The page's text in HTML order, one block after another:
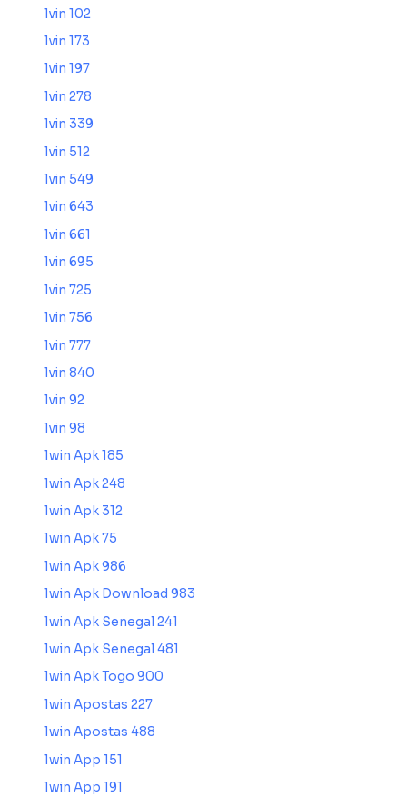
1vin 102
1vin 173
1vin 197
1vin 278
1vin 339
1vin 512
1vin 549
1vin 643
1vin 661
1vin 695
1vin 725
1vin 756
1vin 777
1vin 840
1vin 92
1vin 98
1win Apk 185
1win Apk 248
1win Apk 312
1win Apk 75
1win Apk 986
1win Apk Download 983
1win Apk Senegal 241
1win Apk Senegal 481
1win Apk Togo 900
1win Apostas 227
1win Apostas 488
1win App 151
1win App 191